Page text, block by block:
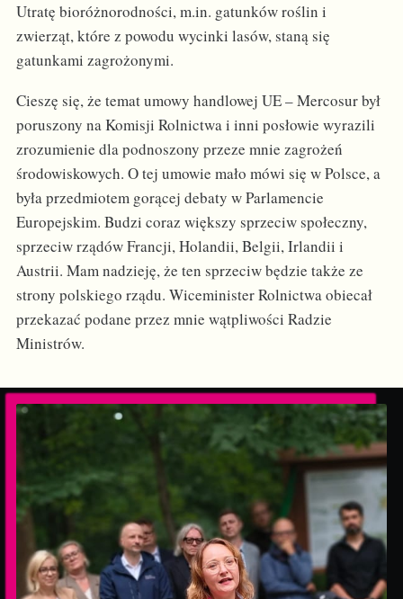
Utratę bioróżnorodności, m.in. gatunków roślin i
zwierząt, które z powodu wycinki lasów, staną się
gatunkami zagrożonymi.
Cieszę się, że temat umowy handlowej UE – Mercosur był
poruszony na Komisji Rolnictwa i inni posłowie wyrazili
zrozumienie dla podnoszony przeze mnie zagrożeń
środowiskowych. O tej umowie mało mówi się w Polsce, a
była przedmiotem gorącej debaty w Parlamencie
Europejskim. Budzi coraz większy sprzeciw społeczny,
sprzeciw rządów Francji, Holandii, Belgii, Irlandii i
Austrii. Mam nadzieję, że ten sprzeciw będzie także ze
strony polskiego rządu. Wiceminister Rolnictwa obiecał
przekazać podane przez mnie wątpliwości Radzie
Ministrów.